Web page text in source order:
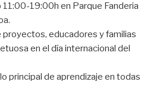
19:00h en Parque Fanderia
educadores y familias
en el día internacional del
principal de aprendizaje en todas